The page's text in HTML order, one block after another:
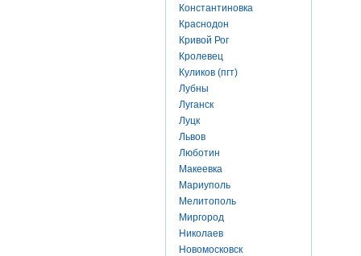
Константиновка
Краснодон
Кривой Рог
Кролевец
Куликов (пгт)
Лубны
Луганск
Луцк
Львов
Люботин
Макеевка
Мариуполь
Мелитополь
Миргород
Николаев
Новомосковск